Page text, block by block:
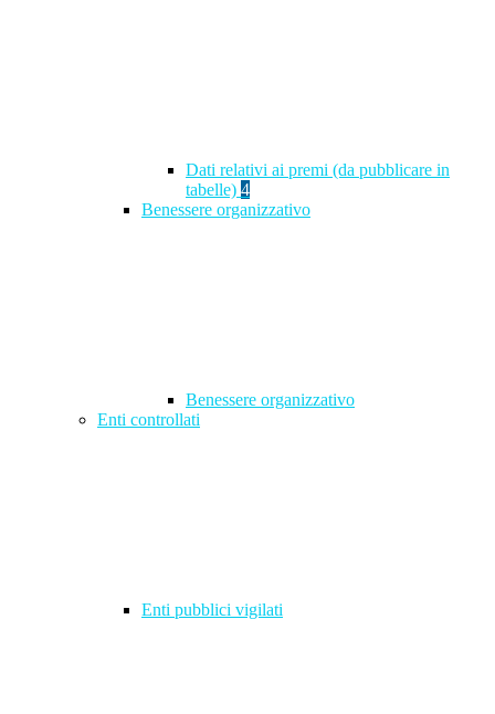
Dati relativi ai premi (da pubblicare in
tabelle) 4
Benessere organizzativo
Benessere organizzativo
Enti controllati
Enti pubblici vigilati